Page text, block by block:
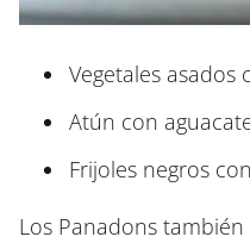
Vegetales asados
Atún con
Frijoles negros
Los Panadons